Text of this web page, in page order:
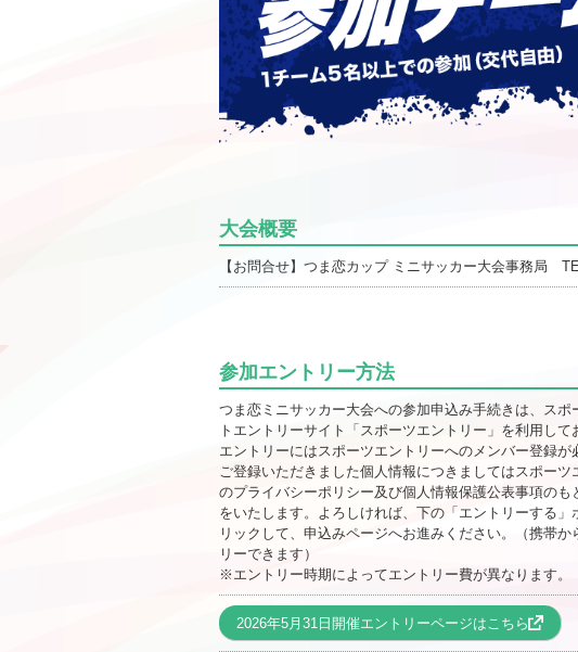
大会概要
【お問合せ】つま恋カップ ミニサッカー大会事務局
参加エントリー方法
つま恋ミニサッカー大会への参加申込み手続きは、スポ
トエントリーサイト「スポーツエントリー」を利用して
エントリーにはスポーツエントリーへのメンバー登録が
ご登録いただきました個人情報につきましてはスポーツ
のプライバシーポリシー及び個人情報保護公表事項のも
をいたします。よろしければ、下の「エントリーする」
リックして、申込みページへお進みください。（携帯か
リーできます）
※エントリー時期によってエントリー費が異なります。
2026年5月31日開催エントリーページはこちら